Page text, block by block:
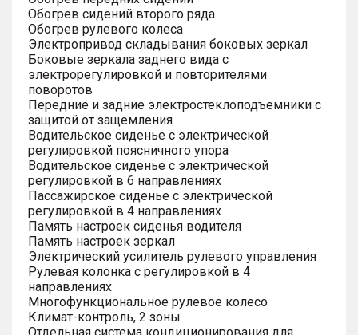
Обогрев сидений второго ряда
Обогрев рулевого колеса
Электропривод складывания боковых зеркал
Боковые зеркала заднего вида с
электрорегулировкой и повторителями
поворотов
Передние и задние электростеклоподъемники с
защитой от защемления
Водительское сиденье с электрической
регулировкой поясничного упора
Водительское сиденье с электрической
регулировкой в 6 направлениях
Пассажирское сиденье с электрической
регулировкой в 4 направлениях
Память настроек сиденья водителя
Память настроек зеркал
Электрический усилитель рулевого управления
Рулевая колонка с регулировкой в 4
направлениях
Многофункциональное рулевое колесо
Климат-контроль, 2 зоны
Отдельная система кондиционирования для